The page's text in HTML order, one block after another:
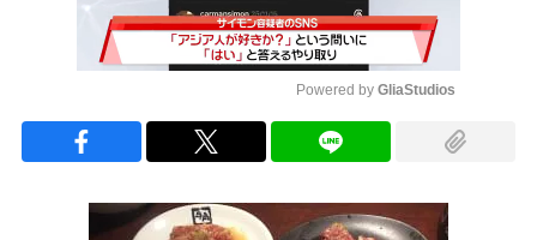
Powered by GliaStudios